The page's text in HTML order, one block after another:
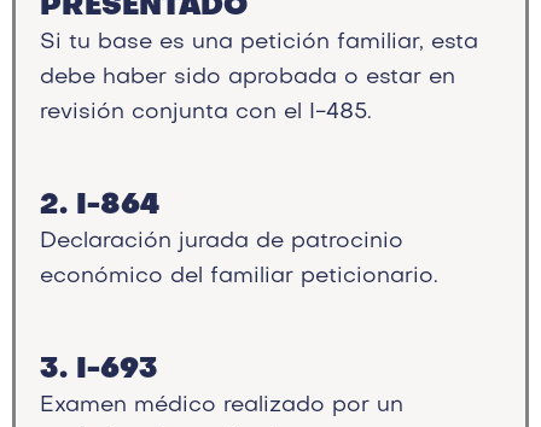
PRESENTADO
Si tu base es una petición familiar, esta
debe haber sido aprobada o estar en
revisión conjunta con el I-485.
2. I-864
Declaración jurada de patrocinio
económico del familiar peticionario.
3. I-693
Examen médico realizado por un